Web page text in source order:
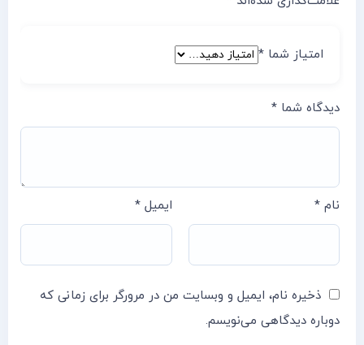
امتیاز شما *
دیدگاه شما *
نام * ایمیل*
ذخیره نام، ایمیل و وبسایت من در مرورگر برای زمانی که
دوباره دیدگاهی می‌نویسم.